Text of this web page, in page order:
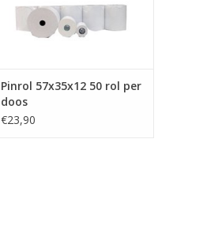
Pinrol 57x35x12 50 rol per
doos
€23,90